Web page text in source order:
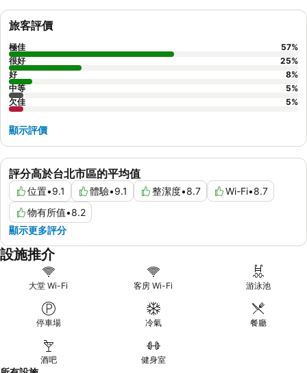
評分高於台北市區的平均值
位置•9.1 體驗•9.1 整潔度•8.7 Wi-Fi•8.7
物有所值•8.2
顯示更多評分
旅客評價
極佳 57%
很好
25%
好
8%
中等
5%
欠佳
5%
顯示評價
設施推介
大堂 Wi-Fi 客房 Wi-Fi 游泳池
停車場 冷氣 餐廳
酒吧 健身室